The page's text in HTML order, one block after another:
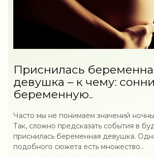
Приснилась
девушка – к чему:
беременную..
Часто мы не понимаем значений
Так, сложно предсказать события в
приснилась беременная девушка.
подобного сюжета есть множество...